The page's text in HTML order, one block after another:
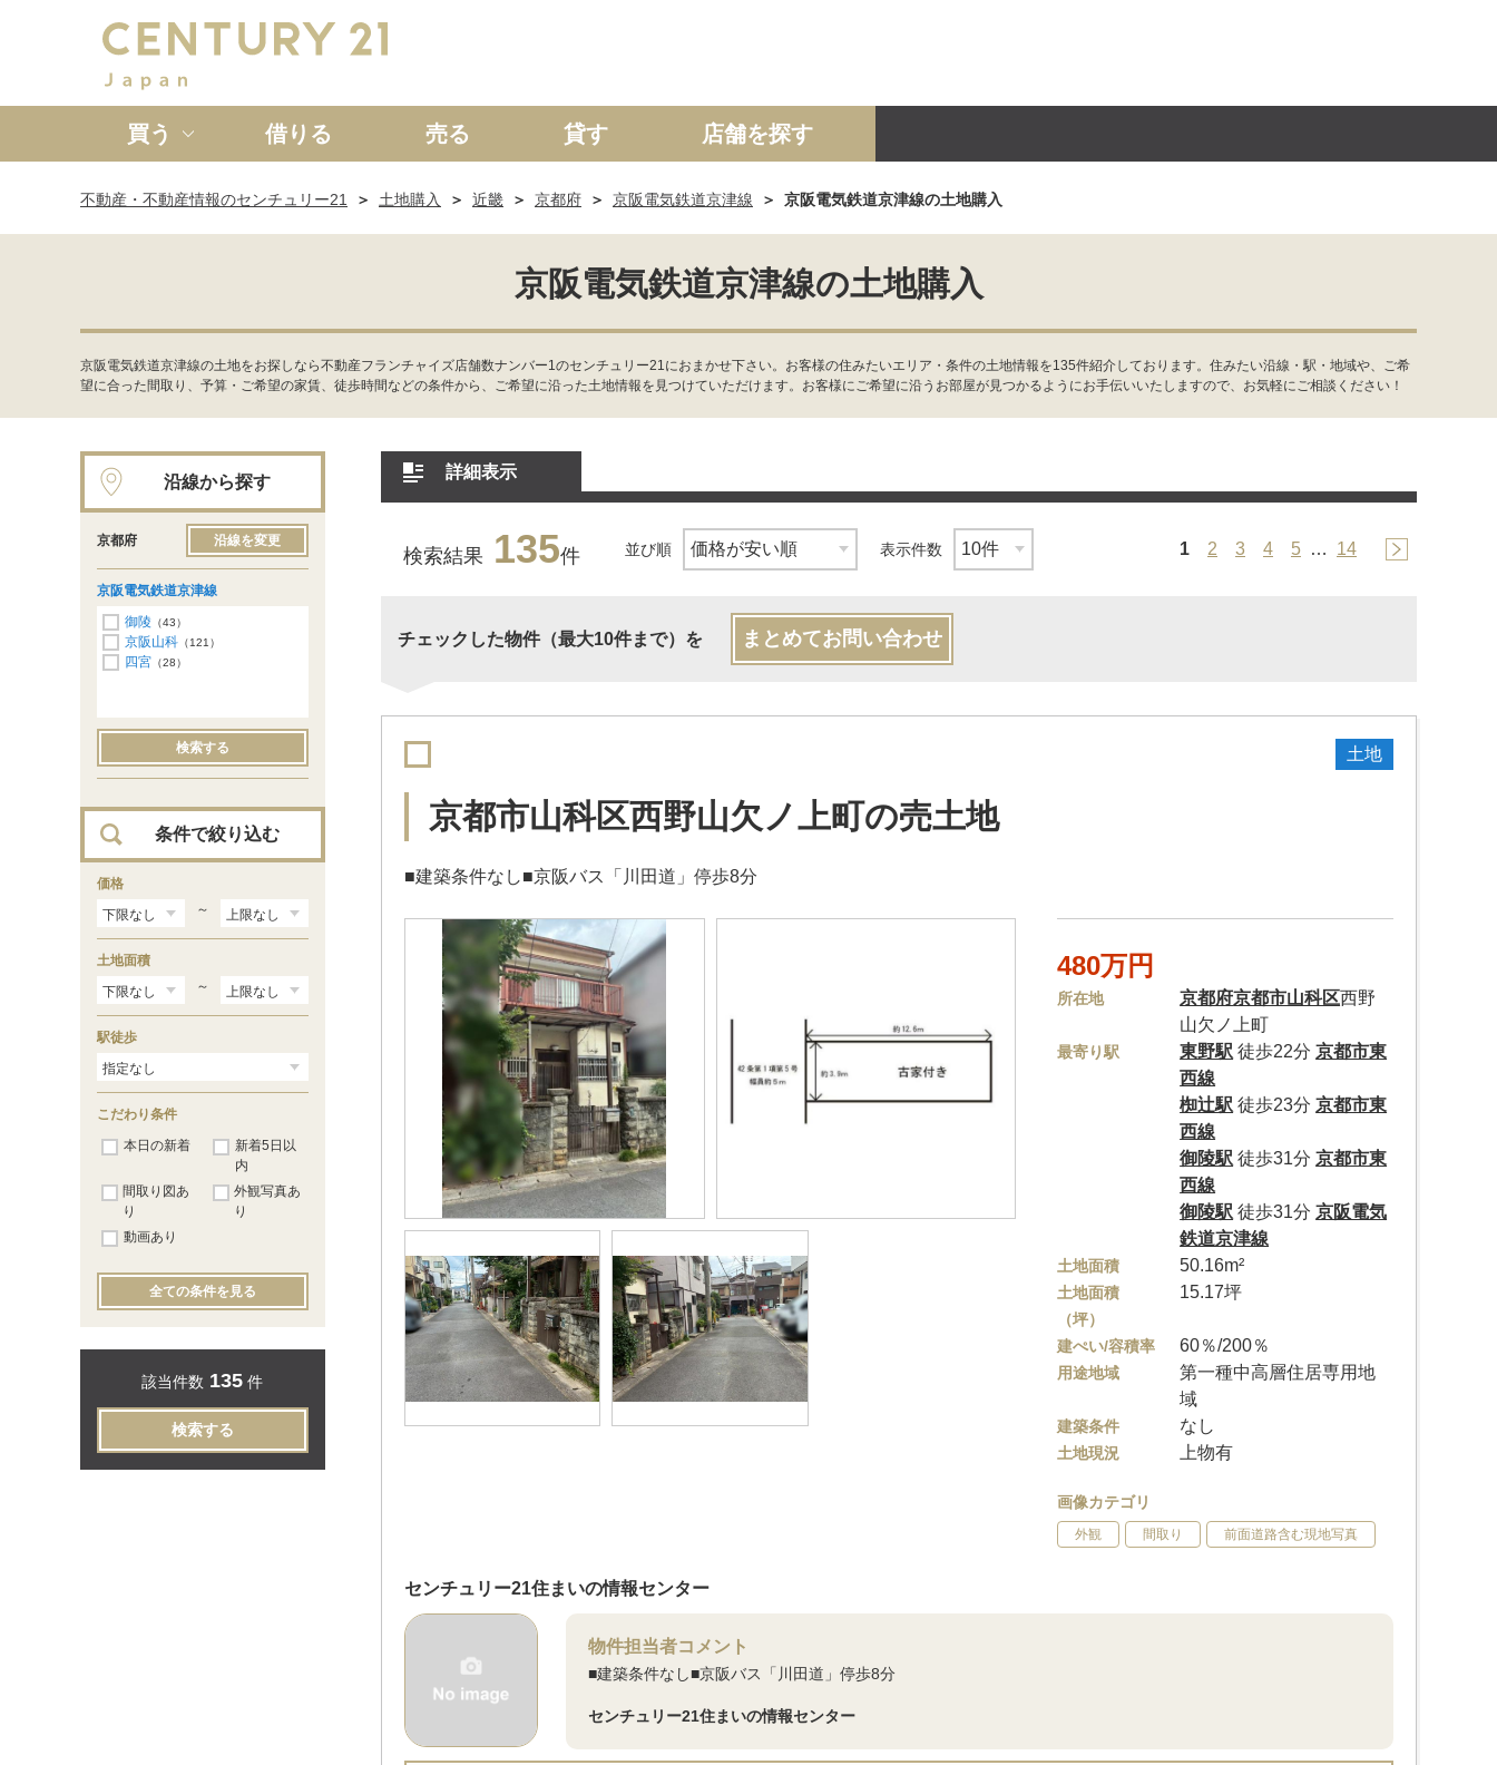
買う
新築一戸建て 中古一戸建て マンション 土地 事業投資用
借りる 売る 貸す 店舗を探す
不動産・不動産情報のセンチュリー21 土地購入 近畿 京都府 京阪電気鉄道京津線 京阪電気鉄道京津線の土地購入
京阪電気鉄道京津線の土地購入
京阪電気鉄道京津線の土地をお探しなら不動産フランチャイズ店舗数ナンバー1のセンチュリー21におまかせ下さい。お客様の住みたいエリア・条件の土地情報を135件紹介しております。住みたい沿線・駅・地域や、ご希
望に合った間取り、予算・ご希望の家賃、徒歩時間などの条件から、ご希望に沿った土地情報を見つけていただけます。お客様にご希望に沿うお部屋が見つかるようにお手伝いいたしますので、お気軽にご相談ください！
詳細表示
検索結果 135件 並び順 表示件数 1 2 3 4 5 … 14
チェックした物件（最大10件まで）を まとめてお問い合わせ
土地
京都市山科区西野山欠ノ上町の売土地
■建築条件なし■京阪バス「川田道」停歩8分
480万円
所在地 京都府京都市山科区西野
山欠ノ上町
最寄り駅 東野駅 徒歩22分京都市東
西線
椥辻駅 徒歩23分京都市東
西線
御陵駅 徒歩31分京都市東
西線
御陵駅 徒歩31分京阪電気
鉄道京津線
土地面積 50.16m²
土地面積
（坪）
15.17坪
建ぺい/容積率 60％/200％
用途地域
第一種中高層住居専用地
域
建築条件 なし
土地現況 上物有
画像カテゴリ
外観 間取り 前面道路含む現地写真
センチュリー21住まいの情報センター
物件担当者コメント
■建築条件なし■京阪バス「川田道」停歩8分
センチュリー21住まいの情報センター
沿線から探す
京都府 沿線を変更
京阪電気鉄道京津線
御陵 （43）
京阪山科 （121）
四宮 （28）
検索する
条件で絞り込む
価格
～
土地面積
～
駅徒歩
こだわり条件
本日の新着
新着5日以
内
間取り図あ
り
外観写真あ
り
動画あり
全ての条件を見る
該当件数 135 件
検索する